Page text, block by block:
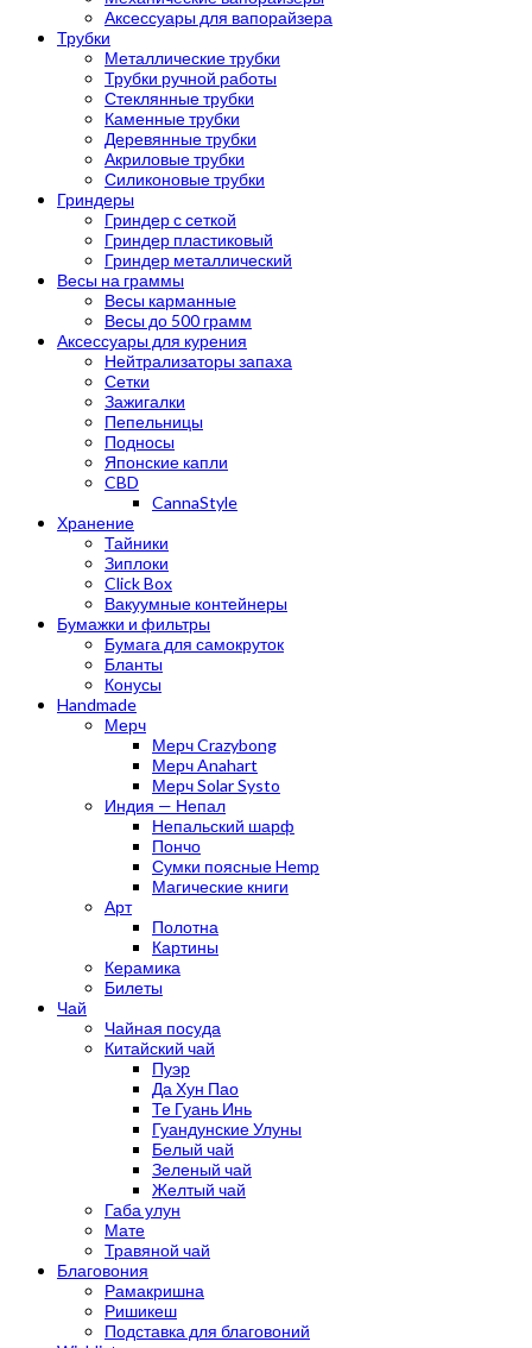
Аксессуары для вапорайзера
Трубки
Металлические трубки
Трубки ручной работы
Стеклянные трубки
Каменные трубки
Деревянные трубки
Акриловые трубки
Силиконовые трубки
Гриндеры
Гриндер с сеткой
Гриндер пластиковый
Гриндер металлический
Весы на граммы
Весы карманные
Весы до 500 грамм
Аксессуары для курения
Нейтрализаторы запаха
Сетки
Зажигалки
Пепельницы
Подносы
Японские капли
CBD
CannaStyle
Хранение
Тайники
Зиплоки
Click Box
Вакуумные контейнеры
Бумажки и фильтры
Бумага для самокруток
Бланты
Конусы
Handmade
Мерч
Мерч Crazybong
Мерч Anahart
Мерч Solar Systo
Индия — Непал
Непальский шарф
Пончо
Сумки поясные Hemp
Магические книги
Арт
Полотна
Картины
Керамика
Билеты
Чай
Чайная посуда
Китайский чай
Пуэр
Да Хун Пао
Те Гуань Инь
Гуандунские Улуны
Белый чай
Зеленый чай
Желтый чай
Габа улун
Мате
Травяной чай
Благовония
Рамакришна
Ришикеш
Подставка для благовоний